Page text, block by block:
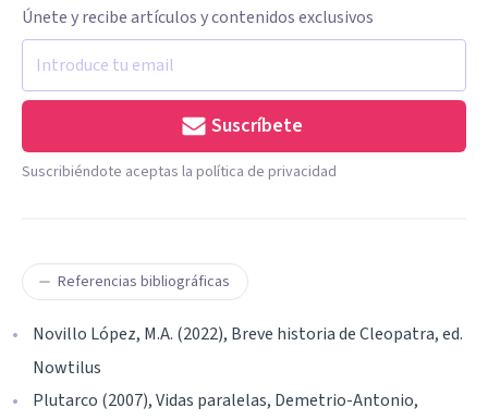
Únete y recibe artículos y contenidos exclusivos
Suscríbete
Suscribiéndote aceptas la política de privacidad
Referencias bibliográficas
Novillo López, M.A. (2022), Breve historia de Cleopatra, ed.
Nowtilus
Plutarco (2007), Vidas paralelas, Demetrio-Antonio,